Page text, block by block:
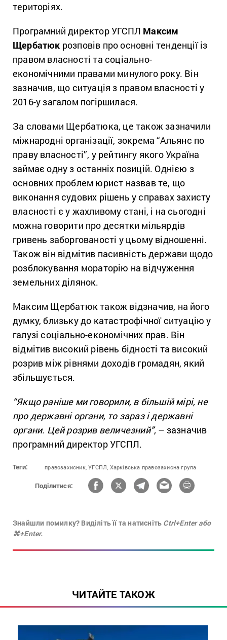
територіях.
Програмний директор УГСПЛ Максим
Щербатюк розповів про основні тенденції із
правом власності та соціально-
економічними правами минулого року. Він
зазначив, що ситуація з правом власності у
2016-у загалом погіршилася.
За словами Щербатюка, це також зазначили
міжнародні організації, зокрема “Альянс по
праву власності”, у рейтингу якого Україна
займає одну з останніх позицій. Однією з
основних проблем юрист назвав те, що
виконання судових рішень у справах захисту
власності є у жахливому стані, і на сьогодні
можна говорити про десятки мільярдів
гривень заборгованості у цьому відношенні.
Також він відмітив пасивність держави щодо
розблокування мораторію на відчуження
земельних ділянок.
Максим Щербатюк також відзначив, на його
думку, близьку до катастрофічної ситуацію у
галузі соціально-економічних прав. Він
відмітив високий рівень бідності та високий
розрив між рівнями доходів громадян, який
збільшується.
“Якщо раніше ми говорили, в більшій мірі, не
про державні органи, то зараз і державні
органи. Цей розрив величезний”, – зазначив
програмний директор УГСПЛ.
Теги: правозахисник, УГСПЛ, Харківська правозахисна група
Поділитися:
Знайшли помилку? Виділіть її та натисніть Ctrl+Enter або
⌘+Enter.
ЧИТАЙТЕ ТАКОЖ